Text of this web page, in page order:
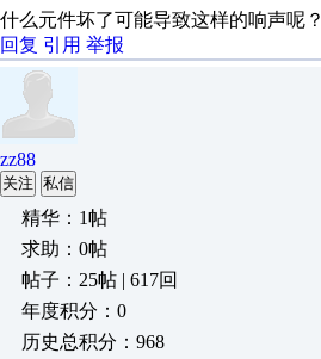
什么元件坏了可能导致这样的响声呢？
回复 引用 举报
zz88
关注 私信
精华：1帖
求助：0帖
帖子：25帖 | 617回
年度积分：0
历史总积分：968